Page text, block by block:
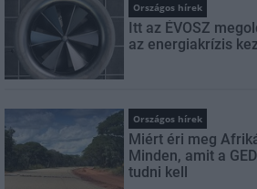
Országos hírek
Itt az ÉVOSZ
az energiakrízis
Országos hírek
Miért éri meg
Minden, amit a
tudni kell